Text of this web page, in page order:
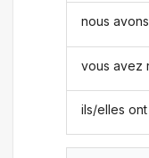
nous
vous avez
ils/elles